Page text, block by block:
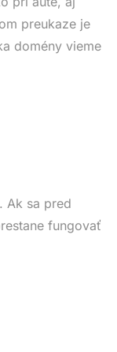
preukaze je
domény vieme
Ak sa pred
fungovať